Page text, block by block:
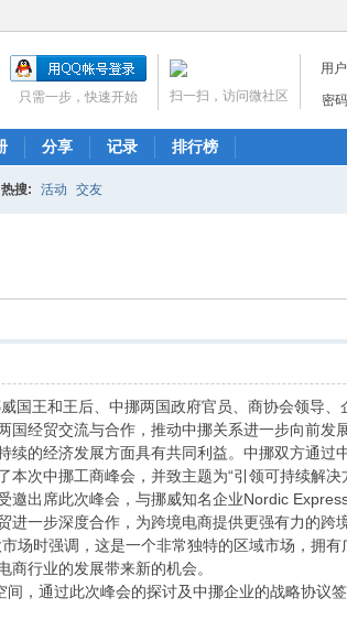
用
密码
扫一扫，访问微社区
只需一步，快速开始
分享 记录 排行榜
热搜: 活动 交友
和王后、中挪两国政府官员、商协会领导、
经贸交流与合作，推动中挪关系进一步向前发展
的经济发展方面具有共同利益。中挪双方通过
次中挪工商峰会，并致主题为“引领可持续解决
出席此次峰会，与挪威知名企业Nordic
一步深度合作，为跨境电商提供更强有力的跨
时强调，这是一个非常独特的区域市场，拥有
行业的发展带来新的机会。
，通过此次峰会的探讨及中挪企业的战略协议